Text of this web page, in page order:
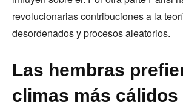
revolucionarias contribuciones a la
desordenados y procesos aleatorios.
Las hembras
climas más cálidos